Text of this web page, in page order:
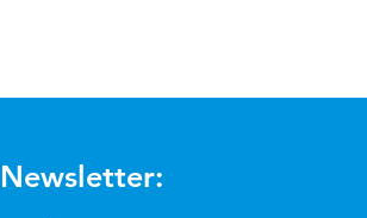
Newsletter: